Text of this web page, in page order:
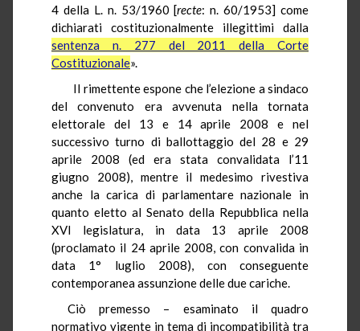
4 della L. n. 53/1960 [recte: n. 60/1953] come
dichiarati costituzionalmente illegittimi dalla
sentenza n. 277 del 2011 della Corte
Costituzionale».
Il rimettente espone che l’elezione a sindaco
del convenuto era avvenuta nella tornata
elettorale del 13 e 14 aprile 2008 e nel
successivo turno di ballottaggio del 28 e 29
aprile 2008 (ed era stata convalidata l’11
giugno 2008), mentre il medesimo rivestiva
anche la carica di parlamentare nazionale in
quanto eletto al Senato della Repubblica nella
XVI legislatura, in data 13 aprile 2008
(proclamato il 24 aprile 2008, con convalida in
data 1° luglio 2008), con conseguente
contemporanea assunzione delle due cariche.
Ciò premesso – esaminato il quadro
normativo vigente in tema di incompatibilità tra